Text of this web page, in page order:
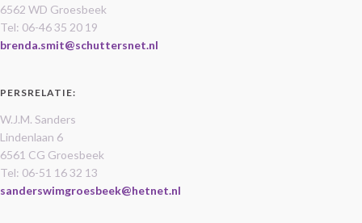
6562 WD Groesbeek
Tel: 06-46 35 20 19
brenda.smit@schuttersnet.nl
PERSRELATIE:
W.J.M. Sanders
Lindenlaan 6
6561 CG Groesbeek
Tel: 06-51 16 32 13
sanderswimgroesbeek@hetnet.nl